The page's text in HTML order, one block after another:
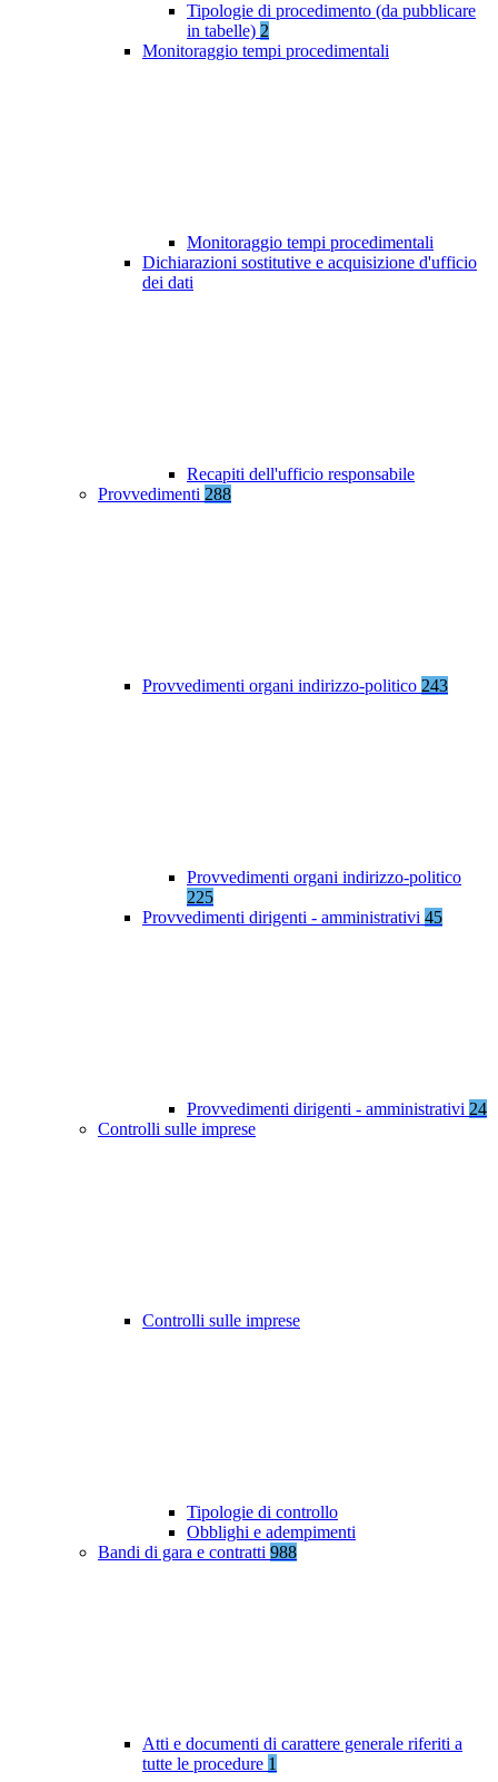
Tipologie di procedimento (da pubblicare
in tabelle) 2
Monitoraggio tempi procedimentali
Monitoraggio tempi procedimentali
Dichiarazioni sostitutive e acquisizione d'ufficio
dei dati
Recapiti dell'ufficio responsabile
Provvedimenti 288
Provvedimenti organi indirizzo-politico 243
Provvedimenti organi indirizzo-politico
225
Provvedimenti dirigenti - amministrativi 45
Provvedimenti dirigenti - amministrativi 24
Controlli sulle imprese
Controlli sulle imprese
Tipologie di controllo
Obblighi e adempimenti
Bandi di gara e contratti 988
Atti e documenti di carattere generale riferiti a
tutte le procedure 1